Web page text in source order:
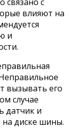
влияют на
и
вызывать его
случае
датчик и
на диске шины.